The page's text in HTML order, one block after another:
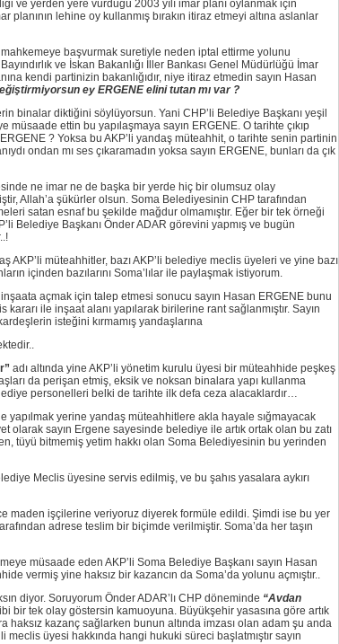
ve yerden yere vurduğu 2003 yılı imar planı oylanmak için
lehine oy kullanmış bırakın itiraz etmeyi altına aslanlar
mahkemeye başvurmak suretiyle neden iptal ettirme yolunu
ve İskan Bakanlığı İller Bankası Genel Müdürlüğü İmar
kendi partinizin bakanlığıdır, niye itiraz etmedin sayın Hasan
ey ERGENE elini tutan mı var ?
binalar diktiğini söylüyorsun. Yani CHP’li Belediye Başkanı yeşil
ettin bu yapılaşmaya sayın ERGENE. O tarihte çıkıp
? Yoksa bu AKP’li yandaş müteahhit, o tarihte senin partinin
ondan mı ses çıkaramadın yoksa sayın ERGENE, bunları da çık
ne imar ne de başka bir yerde hiç bir olumsuz olay
Allah’a şükürler olsun. Soma Belediyesinin CHP tarafından
satan esnaf bu şekilde mağdur olmamıştır. Eğer bir tek örneği
Belediye Başkanı Önder ADAR görevini yapmış ve bugün
AKP’li müteahhitler, bazı AKP’li belediye meclis üyeleri ve yine bazı
içinden bazılarını Soma’lılar ile paylaşmak istiyorum.
açmak için talep etmesi sonucu sayın Hasan ERGENE bunu
ile inşaat alanı yapılarak birilerine rant sağlanmıştır. Sayın
isteğini kırmamış yandaşlarına
adı altında yine AKP’li yönetim kurulu üyesi bir müteahhide peşkeş
da perişan etmiş, eksik ve noksan binalara yapı kullanma
personelleri belki de tarihte ilk defa ceza alacaklardır…
yapılmak yerine yandaş müteahhitlere akla hayale sığmayacak
olarak sayın Ergene sayesinde belediye ile artık ortak olan bu zatı
tüyü bitmemiş yetim hakkı olan Soma Belediyesinin bu yerinden
Meclis üyesine servis edilmiş, ve bu şahıs yasalara aykırı
maden işçilerine veriyoruz diyerek formüle edildi. Şimdi ise bu yer
adrese teslim bir biçimde verilmiştir. Soma’da her taşın
müsaade eden AKP’li Soma Belediye Başkanı sayın Hasan
vermiş yine haksız bir kazancın da Soma’da yolunu açmıştır..
diyor. Soruyorum Önder ADAR’lı CHP döneminde “Avdan
bir tek olay göstersin kamuoyuna. Büyükşehir yasasına göre artık
haksız kazanç sağlarken bunun altında imzası olan adam şu anda
üyesi hakkında hangi hukuki süreci başlatmıştır sayın